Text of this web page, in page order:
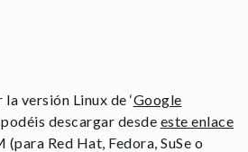
versión Linux de ‘Google
podéis descargar desde este enlace
Red Hat, Fedora, SuSe o